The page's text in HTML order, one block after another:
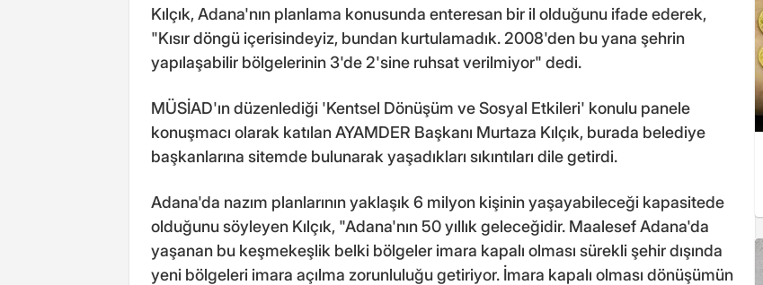
Kılçık, Adana'nın planlama konusunda enteresan bir il olduğunu ifade ederek,
"Kısır döngü içerisindeyiz, bundan kurtulamadık. 2008'den bu yana şehrin
yapılaşabilir bölgelerinin 3'de 2'sine ruhsat verilmiyor" dedi.
MÜSİAD'ın düzenlediği 'Kentsel Dönüşüm ve Sosyal Etkileri' konulu panele
konuşmacı olarak katılan AYAMDER Başkanı Murtaza Kılçık, burada belediye
başkanlarına sitemde bulunarak yaşadıkları sıkıntıları dile getirdi.
Adana'da nazım planlarının yaklaşık 6 milyon kişinin yaşayabileceği kapasitede
olduğunu söyleyen Kılçık, "Adana'nın 50 yıllık geleceğidir. Maalesef Adana'da
yaşanan bu keşmekeşlik belki bölgeler imara kapalı olması sürekli şehir dışında
yeni bölgeleri imara açılma zorunluluğu getiriyor. İmara kapalı olması dönüşümün